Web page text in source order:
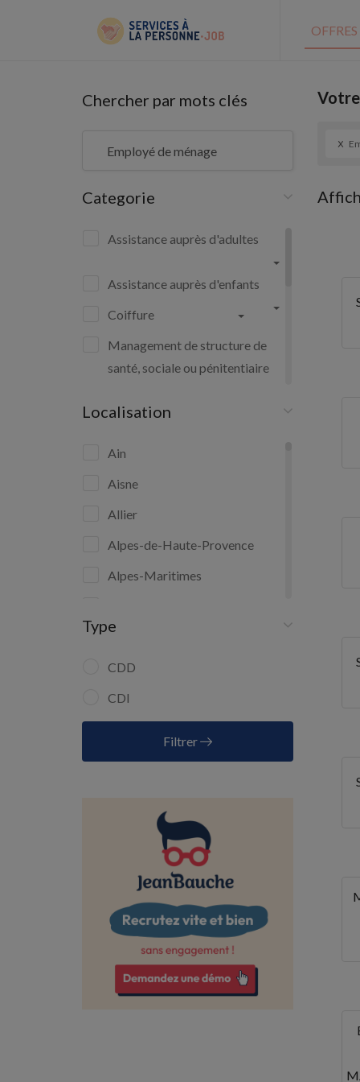
Chercher par mots clés
Categorie
Assistance auprès d'adultes
Assistance auprès d'enfants
Coiffure
Management de structure de
santé, sociale ou pénitentiaire
Relation commerciale auprès de
particuliers
Services domestiques
Soins d'hygiène, de confort du
Localisation
Ain
Aisne
Allier
Alpes-de-Haute-Provence
Alpes-Maritimes
Ariège
Aude
Aveyron
Bouches-du-Rhône
Charente
Charente-Maritime
Côte-d'Or
Côtes-d'Armor
Deux-Sèvres
Type
CDD
CDI
Filtrer
x